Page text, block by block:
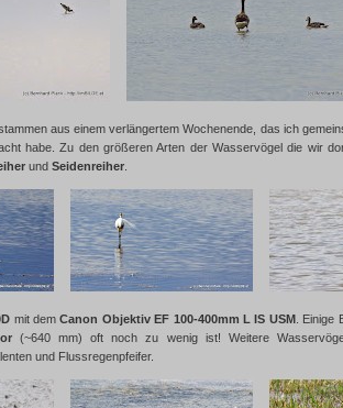
aus einem verlängertem Wochenende, das ich
habe. Zu den größeren Arten der Wasservögel die wir
und Seidenreiher
mit demCanon Objektiv EF 100-400mm L IS USM. Einige
(~640 mm) oft noch zu wenig ist! Weitere
und Flussregenpfeifer.